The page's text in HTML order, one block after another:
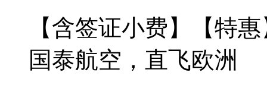
【含签证小费】【特
国泰航空，直飞欧洲